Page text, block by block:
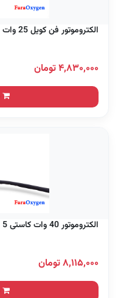
الکتروموتور فن کویل 25 وات تک شفت السا
۴,۸۳۰,۰۰۰ تومان
الکتروموتور 40 وات کاستی 5 دور السا
۸,۱۱۵,۰۰۰ تومان